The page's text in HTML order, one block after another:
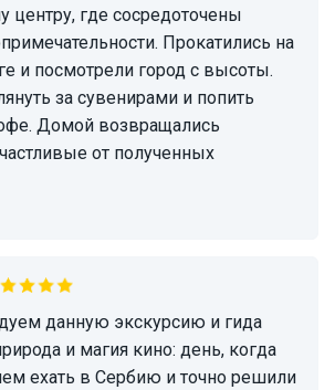
центру, где сосредоточены
Прокатились на
и посмотрели город с высоты.
за сувенирами и попить
Домой возвращались
от полученных
и магия кино: день, когда
ехать в Сербию и точно решили